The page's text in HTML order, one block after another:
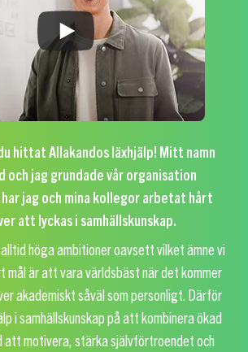
hittat Allakandos läxhjälp! Mitt namn
och jag grundade vår organisation
jag och mina kollegor arbetat hårt
att lyckas i samhällskunskap.
höga ambitioner oavsett vilket ämne vi
mål är att vara världsbäst när det kommer
akademiskt såväl som personligt. Därför
i samhällskunskap på att kombinera ökad
att motivera, stärka självförtroendet och